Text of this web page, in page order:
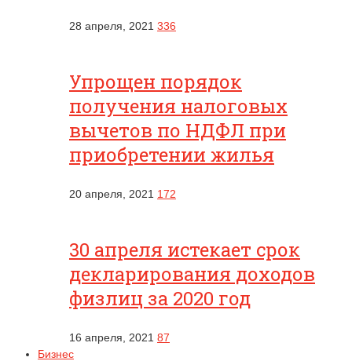
28 апреля, 2021 336
Упрощен порядок
получения налоговых
вычетов по НДФЛ при
приобретении жилья
20 апреля, 2021 172
30 апреля истекает срок
декларирования доходов
физлиц за 2020 год
16 апреля, 2021 87
Бизнес